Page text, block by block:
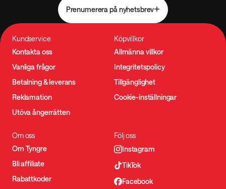
Prenumerera på nyhetsbrev
Kundservice
Kontakta oss
Vanliga frågor
Betalning & leverans
Reklamation
Utöva ångerrätten
Köpvillkor
Allmänna villkor
Integritetspolicy
Tillgänglighet
Cookie-inställningar
Om oss
Om Tyngre
Bli affiliate
Rabattkoder
Följ oss
Instagram
TikTok
Facebook